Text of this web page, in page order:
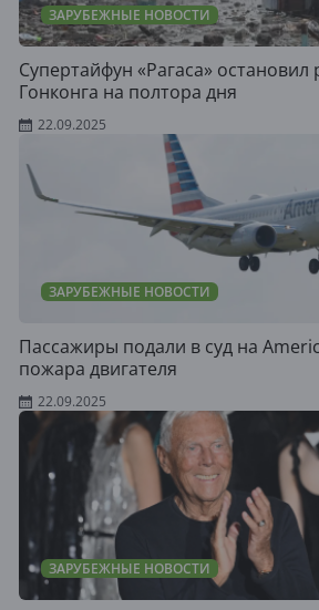
ЗАРУБЕЖНЫЕ НОВОСТИ
Супертайфун «Рагаса» остановил
Гонконга на полтора дня
22.09.2025
ЗАРУБЕЖНЫЕ НОВОСТИ
Пассажиры подали в суд на
пожара двигателя
22.09.2025
ЗАРУБЕЖНЫЕ НОВОСТИ